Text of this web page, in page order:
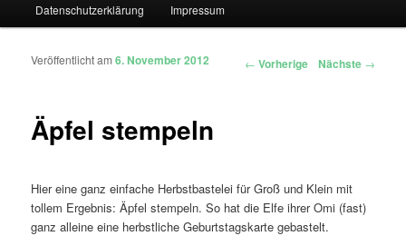
Datenschutzerklärung Impressum
Artikelnavigation ← Vorherige Nächste →
Äpfel stempeln
Veröffentlicht am6. November 2012
Hier eine ganz einfache Herbstbastelei für Groß und Klein mit
tollem Ergebnis: Äpfel stempeln. So hat die Elfe ihrer Omi (fast)
ganz alleine eine herbstliche Geburtstagskarte gebastelt.